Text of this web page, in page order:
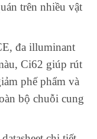
trên nhiều vật
đa illuminant
Ci62 giúp rút
phế phẩm và
bộ chuỗi cung